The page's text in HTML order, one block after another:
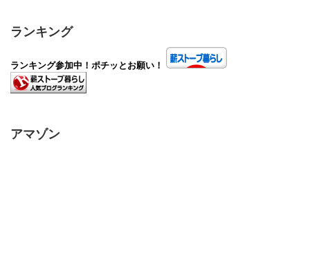
ランキング
ランキング参加中！ポチッとお願い！
アマゾン